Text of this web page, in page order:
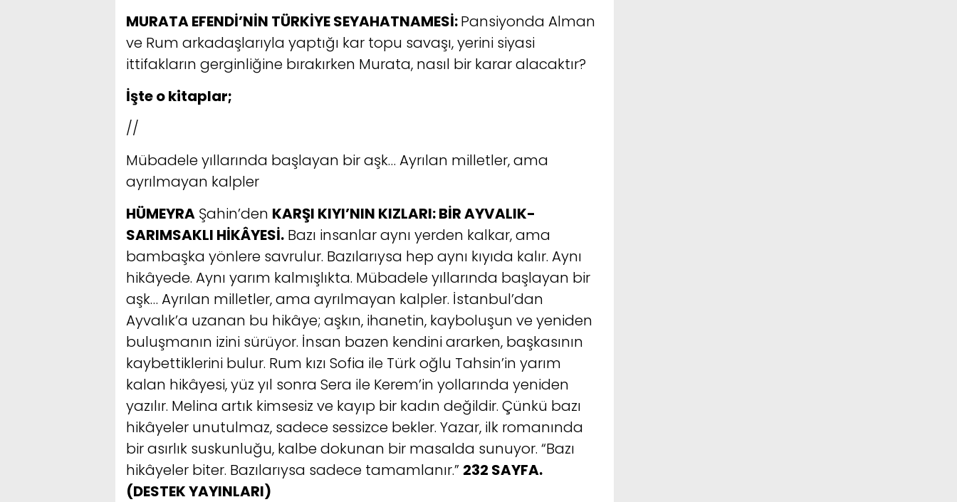
MURATA EFENDİ’NİN TÜRKİYE SEYAHATNAMESİ:Pansiyonda Alman
ve Rum arkadaşlarıyla yaptığı kar topu savaşı, yerini siyasi
ittifakların gerginliğine bırakırken Murata, nasıl bir karar alacaktır?
İşte o kitaplar;
//
Mübadele yıllarında başlayan bir aşk… Ayrılan milletler, ama
ayrılmayan kalpler
HÜMEYRA Şahin’den KARŞI KIYI’NIN KIZLARI: BİR AYVALIK-
SARIMSAKLI HİKÂYESİ. Bazı insanlar aynı yerden kalkar, ama
bambaşka yönlere savrulur. Bazılarıysa hep aynı kıyıda kalır. Aynı
hikâyede. Aynı yarım kalmışlıkta. Mübadele yıllarında başlayan bir
aşk… Ayrılan milletler, ama ayrılmayan kalpler. İstanbul’dan
Ayvalık’a uzanan bu hikâye; aşkın, ihanetin, kayboluşun ve yeniden
buluşmanın izini sürüyor. İnsan bazen kendini ararken, başkasının
kaybettiklerini bulur. Rum kızı Sofia ile Türk oğlu Tahsin’in yarım
kalan hikâyesi, yüz yıl sonra Sera ile Kerem’in yollarında yeniden
yazılır. Melina artık kimsesiz ve kayıp bir kadın değildir. Çünkü bazı
hikâyeler unutulmaz, sadece sessizce bekler. Yazar, ilk romanında
bir asırlık suskunluğu, kalbe dokunan bir masalda sunuyor. “Bazı
hikâyeler biter. Bazılarıysa sadece tamamlanır.” 232 SAYFA.
(DESTEK YAYINLARI)